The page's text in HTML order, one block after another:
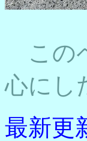
この
心にし
最新更